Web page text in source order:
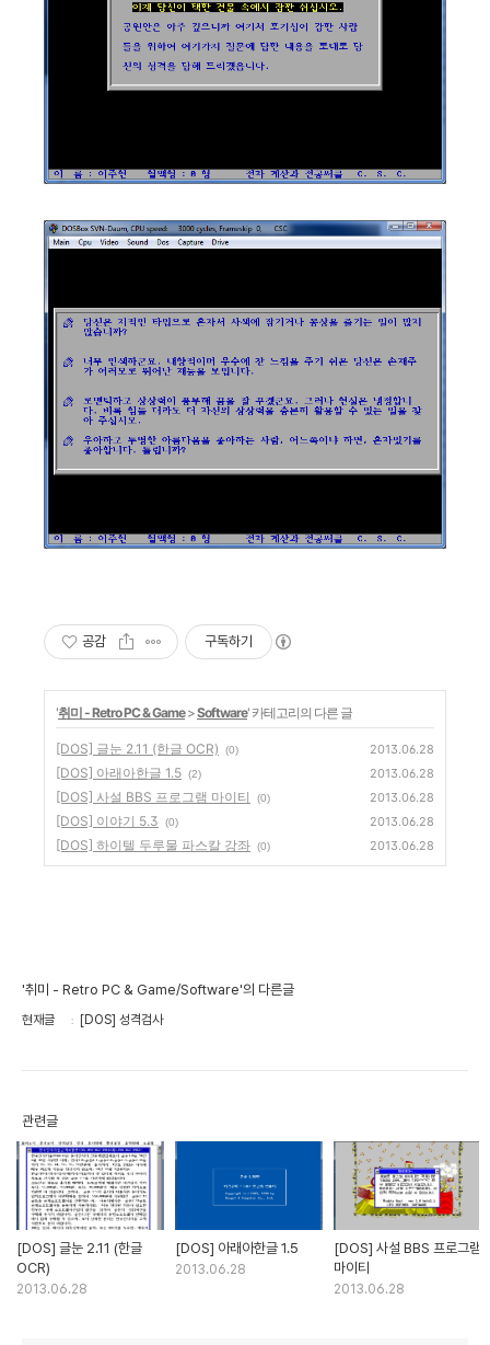
공감 구독하기
'취미 - Retro PC & Game>Software' 카테고리의 다른 글
[DOS] 글눈 2.11 (한글 OCR) (0) 2013.06.28
[DOS] 아래아한글 1.5 (2) 2013.06.28
[DOS] 사설 BBS 프로그램 마이티 (0) 2013.06.28
[DOS] 이야기 5.3 (0) 2013.06.28
[DOS] 하이텔 두루물 파스칼 강좌 (0) 2013.06.28
'취미 - Retro PC & Game/Software'의 다른글
현재글 [DOS] 성격검사
관련글
[DOS] 글눈 2.11 (한글
OCR)
2013.06.28
[DOS] 아래아한글 1.5
2013.06.28
[DOS] 사설 BBS 프로그램
마이티
2013.06.28